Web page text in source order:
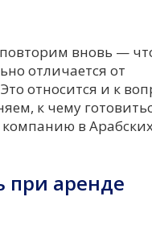
вновь —
отличается от
относится и к
к чему
в
при аренде